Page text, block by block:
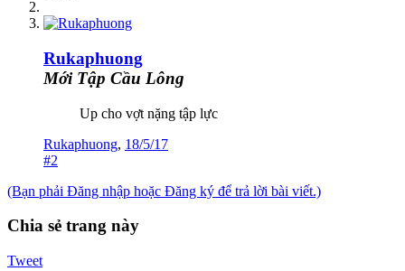
Rukaphuong
Mới Tập Cầu Lông
Up cho vợt nặng tập lực
Rukaphuong, 18/5/17
#2
(Bạn phải Đăng nhập hoặc Đăng ký để trả lời bài viết.)
Chia sẻ trang này
Tweet